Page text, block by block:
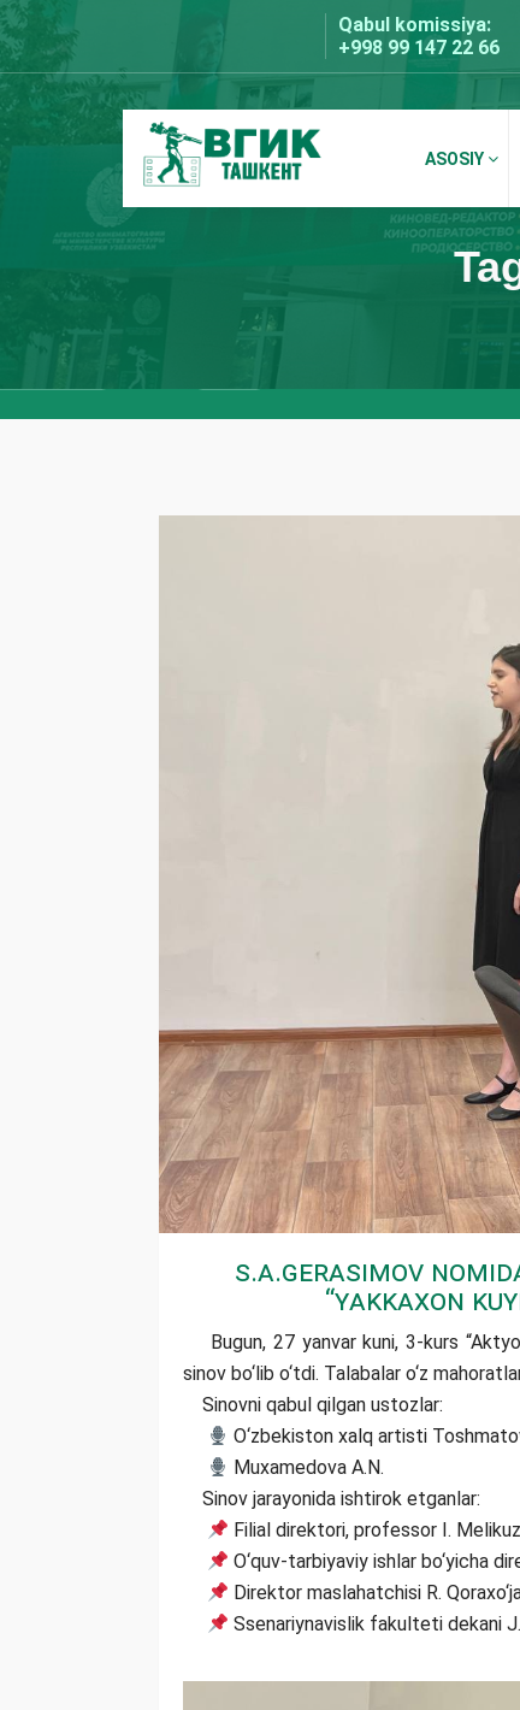
Skip
to
content
Qabul komissiya:
+998 99 147 22 66
BDKU Toshkent
ASOSIY
S.A.Gerasimov
“Yakkaxon
Bugun, 27 yanvar kuni, 3-kurs
sinov bо‘lib о‘tdi. Talabalar о‘z
Sinovni qabul qilgan ustozlar:
О‘zbekiston xalq artisti
Muxamedova A.N.
Sinov jarayonida ishtirok etganlar:
Filial direktori, professor I.
О‘quv-tarbiyaviy ishlar bо‘yicha
Direktor maslahatchisi R.
Ssenariynavislik fakulteti dekani